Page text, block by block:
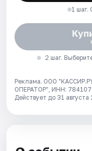
1 шаг.
2 шаг.
Реклама. ООО
ОПЕРАТОР", ИНН:
Действует до 31 августа